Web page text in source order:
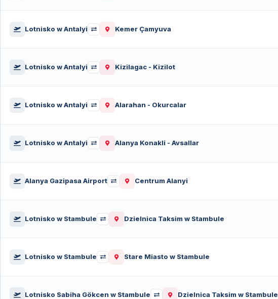
Lotnisko w Antalyi Kemer Çamyuva
Lotnisko w Antalyi Kizilagac - Kizilot
Lotnisko w Antalyi Alarahan - Okurcalar
Lotnisko w Antalyi Alanya Konakli - Avsallar
Alanya Gazipasa Airport Centrum Alanyi
Lotnisko w Stambule Dzielnica Taksim w Stambule
Lotnisko w Stambule Stare Miasto w Stambule
Lotnisko Sabiha Gökcen w Stambule Dzielnica Taksim w Stambule